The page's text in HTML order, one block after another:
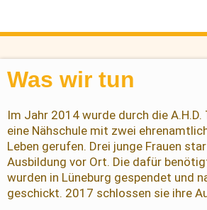
Was wir tun
Im Jahr 2014 wurde durch die
eine Nähschule mit zwei
Leben gerufen. Drei junge Frauen
Ausbildung vor Ort. Die dafür
wurden in Lüneburg gespendet und
geschickt. 2017 schlossen sie ihre